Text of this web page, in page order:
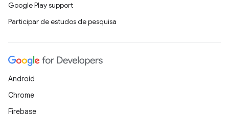
Google Play support
Participar de estudos de pesquisa
Android
Chrome
Firebase